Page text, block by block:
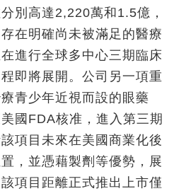
別高達2,220萬和1.5億，
在明確尚未被滿足的醫療
進行全球多中心三期臨床
即將展開。公司另一項重
青少年近視而設的眼藥
國FDA核准，進入第三期
項目未來在美國商業化後
，並憑藉製劑等優勢，展
項目距離正式推出上市僅